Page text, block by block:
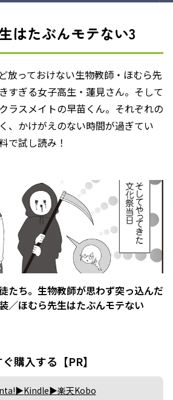
はたぶんモテない3
放っておけない生物教師・ほむら先
すぎる女子高生・蓮見さん。そして
ラスメイトの早苗くん。それぞれの
、かけがえのない時間が過ぎてい
で試し読み！
たち。生物教師が思わず突っ込んだ
／ほむら先生はたぶんモテない
購入する【PR】
Kindle 楽天Kobo